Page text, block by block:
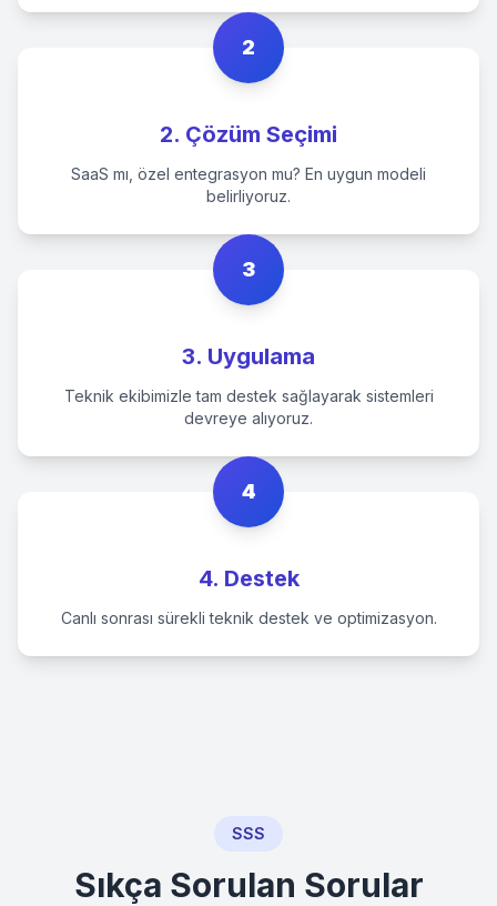
2
2. Çözüm Seçimi
SaaS mı, özel entegrasyon mu? En uygun modeli
belirliyoruz.
3
3. Uygulama
Teknik ekibimizle tam destek sağlayarak sistemleri
devreye alıyoruz.
4
4. Destek
Canlı sonrası sürekli teknik destek ve optimizasyon.
SSS
Sıkça Sorulan Sorular